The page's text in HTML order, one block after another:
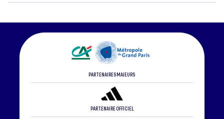
PARTENAIRES MAJEURS
PARTENAIRE OFFICIEL